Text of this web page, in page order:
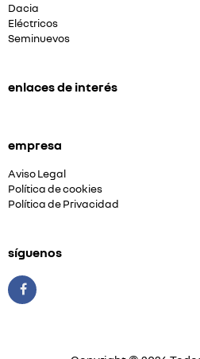
Dacia
Eléctricos
Seminuevos
enlaces de interés
empresa
Aviso Legal
Política de cookies
Política de Privacidad
síguenos